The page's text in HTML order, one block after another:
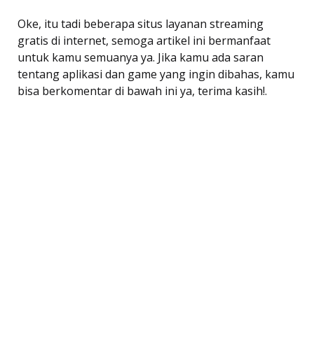
Oke, itu tadi beberapa situs layanan streaming
gratis di internet, semoga artikel ini bermanfaat
untuk kamu semuanya ya. Jika kamu ada saran
tentang aplikasi dan game yang ingin dibahas, kamu
bisa berkomentar di bawah ini ya, terima kasih!.